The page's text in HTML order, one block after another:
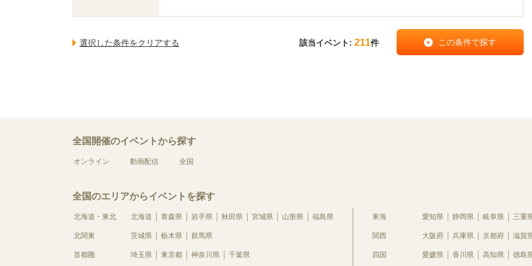
該当イベント: 211件
全国開催のイベントから探す
オンライン 動画配信 全国
全国のエリアからイベントを探す
北海道・東北 北海道 青森県 岩手県 秋田県 宮城県 山形県 福島県
北関東 茨城県 栃木県 群馬県
首都圏 埼玉県 東京都 神奈川県 千葉県
東海 愛知県 静岡県 岐阜県 三重
関西 大阪府 兵庫県 京都府 滋賀
四国 愛媛県 香川県 高知県 徳島